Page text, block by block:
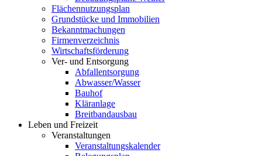
Flächennutzungsplan
Grundstücke und Immobilien
Bekanntmachungen
Firmenverzeichnis
Wirtschaftsförderung
Ver- und Entsorgung
Abfallentsorgung
Abwasser/Wasser
Bauhof
Kläranlage
Breitbandausbau
Leben und Freizeit
Veranstaltungen
Veranstaltungskalender